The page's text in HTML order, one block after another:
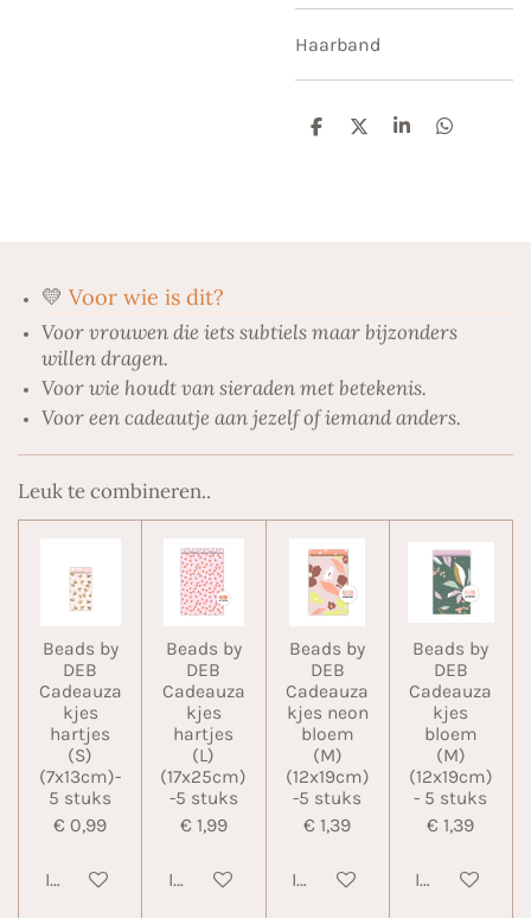
Haarband
D
D
S
D
💛 Voor wie is dit?
Voor vrouwen die iets subtiels maar bijzonders
willen dragen.
Voor wie houdt van sieraden met betekenis.
Voor een cadeautje aan jezelf of iemand anders.
Leuk te combineren..
Beads by
DEB
Cadeauza
kjes
hartjes
(S)
(7x13cm)-
5 stuks
€ 0,99
In winkelwagen
Beads by
DEB
Cadeauza
kjes
hartjes
(L)
(17x25cm)
-5 stuks
€ 1,99
In winkelwagen
Beads by
DEB
Cadeauza
kjes neon
bloem
(M)
(12x19cm)
-5 stuks
€ 1,39
In winkelwagen
Beads by
DEB
Cadeauza
kjes
bloem
(M)
(12x19cm)
- 5 stuks
€ 1,39
In